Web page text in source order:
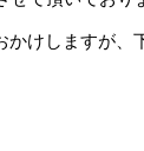
けしますが